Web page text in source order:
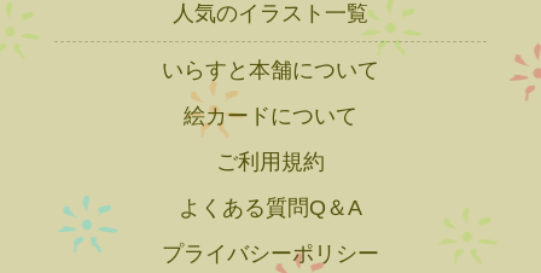
人気のイラスト一覧
いらすと本舗について
絵カードについて
ご利用規約
よくある質問Q＆A
プライバシーポリシー